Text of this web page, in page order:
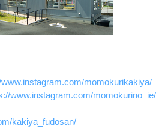
www.instagram.com/momokurikakiya/
www.instagram.com/momokurino_ie/
kakiya_fudosan/